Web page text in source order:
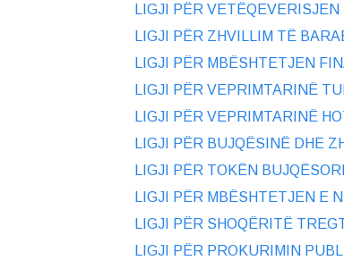
LIGJI PËR VETËQEVERISJEN
LIGJI PËR ZHVILLIM TË
LIGJI PËR MBËSHTETJEN
LIGJI PËR VEPRIMTARINË
LIGJI PËR VEPRIMTARINË
LIGJI PËR BUJQËSINË DHE
LIGJI PËR TOKËN
LIGJI PËR MBËSHTETJEN E
LIGJI PËR SHOQËRITË
LIGJI PËR PROKURIMIN